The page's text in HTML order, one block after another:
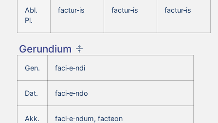
Abl.
Pl.
factur‑is factur‑is factur‑is
Gerundium
Gen. faci‑e‑ndi
Dat. faci‑e‑ndo
Akk. faci‑e‑ndum, facteon